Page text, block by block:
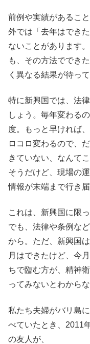
前例や実績があるこ
外では「去年はでき
ないことがあります
も、その方法ででき
く異なる結果が待っ
特に新興国では、法
しょう。毎年変わる
度。もっと早ければ
ロコロ変わるので、
きていない、なんて
そうだけど、現場の
情報が末端まで行き
これは、新興国に限
でも、法律や条例な
から。ただ、新興国
月はできたけど、今
ちで臨む方が、精神
ってみないとわからな
私たち夫婦がバリ島
べていたとき、2011
の友人が、